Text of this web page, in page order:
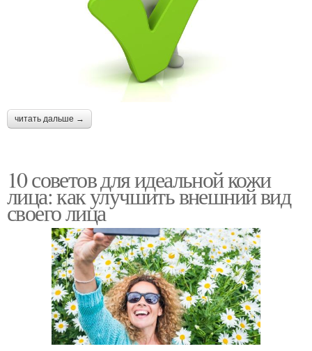
читать дальше →
10 советов для идеальной кожи
лица: как улучшить внешний вид
своего лица